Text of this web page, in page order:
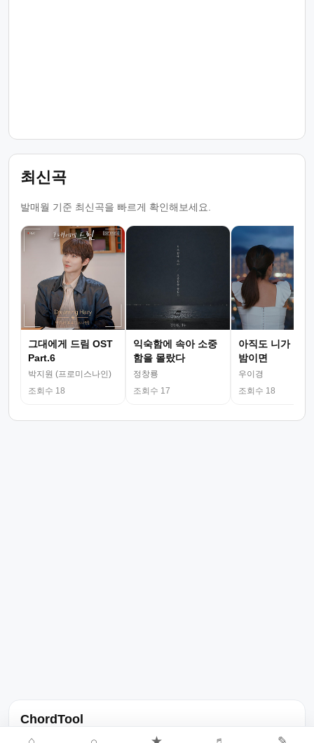
최신곡
발매월 기준 최신곡을 빠르게 확인해보세요.
그대에게 드림 OST
Part.6
박지원 (프로미스나인)
조회수 18
익숙함에 속아 소중
함을 몰랐다
정창룡
조회수 17
아직도 니가 그
밤이면
우이경
조회수 18
ChordTool
노래 가사, 곡 정보, 코드, 악보를 한곳에서 찾을 수 있는 음악 정보